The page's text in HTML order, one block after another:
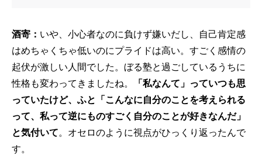
酒寄： いや、小心者なのに負けず嫌いだし、自己肯定感
はめちゃくちゃ低いのにプライドは高い。すごく感情の
起伏が激しい人間でした。ぼる塾と過ごしているうちに
性格も変わってきましたね。
「私なんて」っていつも思
っていたけど、ふと「こんなに自分のことを考えられる
って、私って逆にものすごく自分のことが好きなんだ」
と気付いて。オセロのように視点がひっくり返ったんで
す。